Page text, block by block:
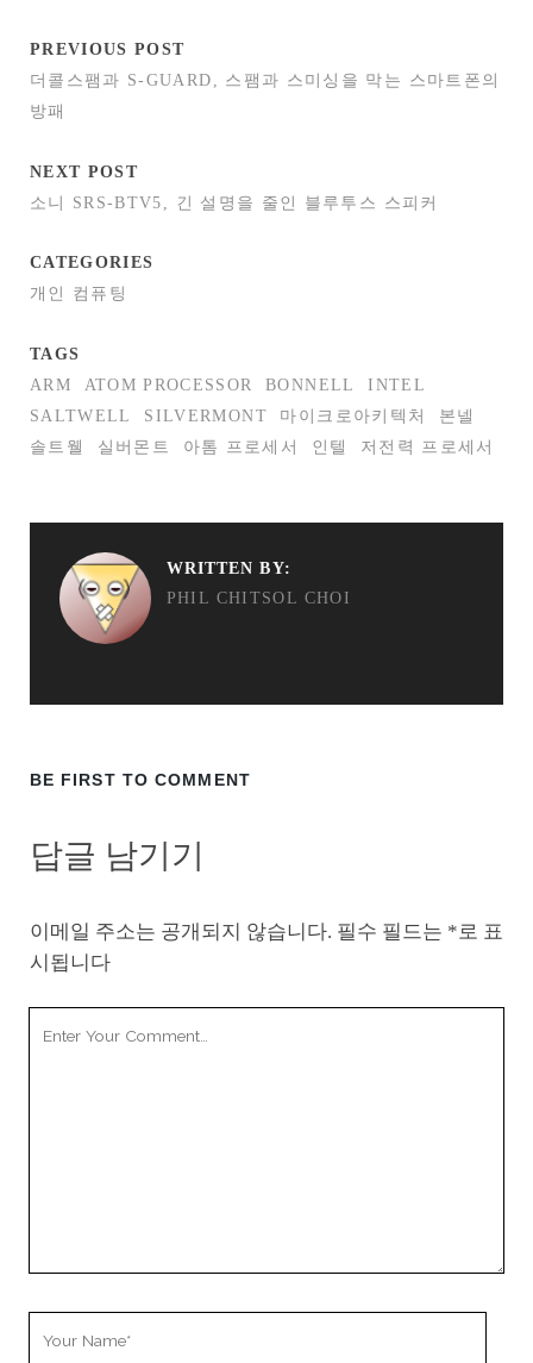
PREVIOUS POST
더콜스팸과 S-GUARD, 스팸과 스미싱을 막는 스마트폰의
방패
NEXT POST
소니 SRS-BTV5, 긴 설명을 줄인 블루투스 스피커
CATEGORIES
개인 컴퓨팅
TAGS
ARM
ATOM PROCESSOR BONNELL
INTEL
SALTWELL
SILVERMONT 마이크로아키텍처
본넬
솔트웰
실버몬트 아톰 프로세서 인텔 저전력 프로세서
WRITTEN BY:
PHIL CHITSOL CHOI
BE FIRST TO COMMENT
답글 남기기
이메일 주소는 공개되지 않습니다. 필수 필드는 *로 표
시됩니다